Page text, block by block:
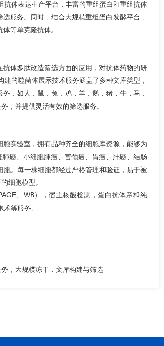
抗体表达生产平台 ，丰富的重组蛋白和重组抗体
选服务。同时，结合大规模重组蛋白发酵平台 ，
等单克隆抗体。
体多肽改造筛选方面的应用，对抗体药物的研
的噬菌体展示技术服务涵盖了多种文库类型，
务 ，如人，鼠，兔，鸡，羊，鹅，猪，牛，马，
，并提供灵活有效的筛选服务。
胞实验室，拥有品种齐全的细胞库资源，能够为
癌、小细胞肺癌、宫颈癌、胃癌、肝癌、结肠
。每一株细胞都经过严格管理和验证，易于被
细胞模型。
、WB） ，宿主核酸检测， 蛋白抗体亲和纯
术等服务。
，大规模冻干，文库构建与筛选